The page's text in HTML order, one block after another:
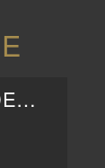
THE INEVITABLE DEFEAT OF MISTER AND PETE